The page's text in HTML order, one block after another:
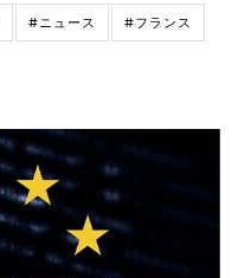
#ニュース #フランス